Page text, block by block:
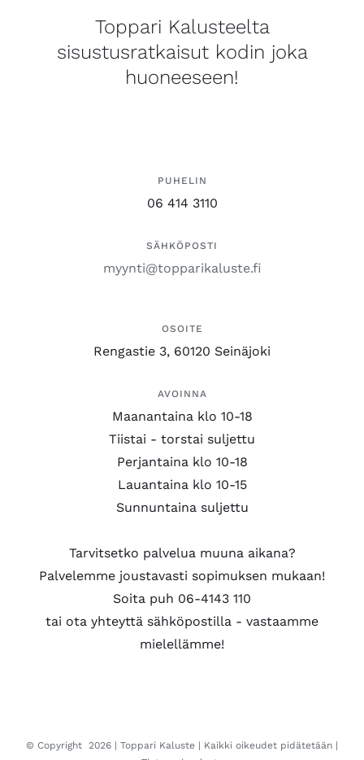
Toppari Kalusteelta
sisustusratkaisut kodin joka
huoneeseen!
PUHELIN
06 414 3110
SÄHKÖPOSTI
myynti@topparikaluste.fi
OSOITE
Rengastie 3, 60120 Seinäjoki
AVOINNA
Maanantaina klo 10-18
Tiistai - torstai suljettu
Perjantaina klo 10-18
Lauantaina klo 10-15
Sunnuntaina suljettu
Tarvitsetko palvelua muuna aikana?
Palvelemme joustavasti sopimuksen mukaan!
Soita puh 06-4143 110
tai ota yhteyttä sähköpostilla - vastaamme
mielellämme!
© Copyright 2026 | Toppari Kaluste | Kaikki oikeudet pidätetään |